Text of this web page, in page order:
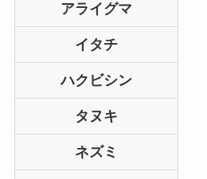
アライグマ
イタチ
ハクビシン
タヌキ
ネズミ